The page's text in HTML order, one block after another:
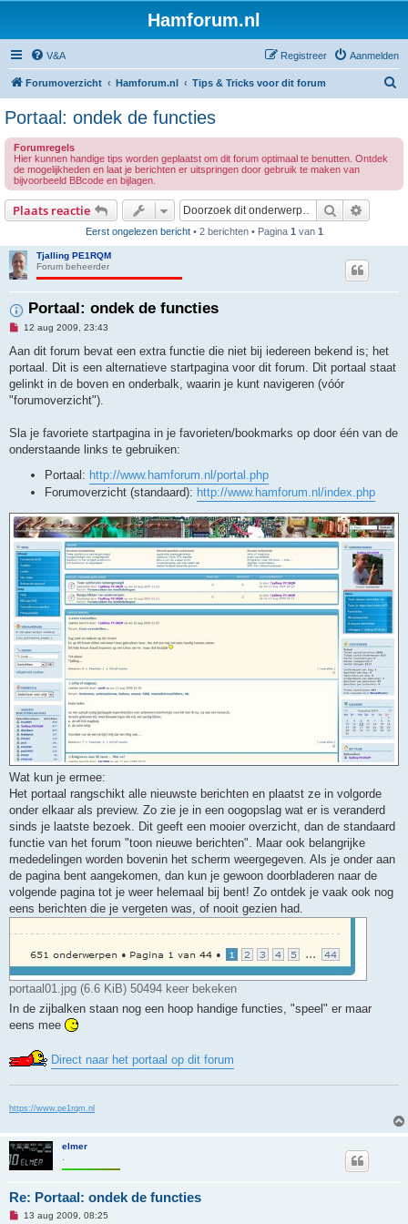
Hamforum.nl
V&A Aanmelden
Registreer
Forumoverzicht Hamforum.nl Tips & Tricks voor dit forum
Portaal: ondek de functies
Forumregels
Hier kunnen handige tips worden geplaatst om dit forum optimaal te benutten. Ontdek
de mogelijkheden en laat je berichten er uitspringen door gebruik te maken van
bijvoorbeeld BBcode en bijlagen.
Plaats reactie Zoek
Eerst ongelezen bericht• 2 berichten • Pagina 1 van 1
Tjalling PE1RQM
Forum beheerder
Portaal: ondek de functies
O
g
l
e
e
e
r
12 aug 2009, 23:43
Aan dit forum bevat een extra functie die niet bij iedereen bekend is; het
portaal. Dit is een alternatieve startpagina voor dit forum. Dit portaal staat
gelinkt in de boven en onderbalk, waarin je kunt navigeren (vóór
"forumoverzicht").
Sla je favoriete startpagina in je favorieten/bookmarks op door één van de
onderstaande links te gebruiken:
Portaal: http://www.hamforum.nl/portal.php
Forumoverzicht (standaard): http://www.hamforum.nl/index.php
Wat kun je ermee:
Het portaal rangschikt alle nieuwste berichten en plaatst ze in volgorde
onder elkaar als preview. Zo zie je in een oogopslag wat er is veranderd
sinds je laatste bezoek. Dit geeft een mooier overzicht, dan de standaard
functie van het forum "toon nieuwe berichten". Maar ook belangrijke
mededelingen worden bovenin het scherm weergegeven. Als je onder aan
de pagina bent aangekomen, dan kun je gewoon doorbladeren naar de
volgende pagina tot je weer helemaal bij bent! Zo ontdek je vaak ook nog
eens berichten die je vergeten was, of nooit gezien had.
portaal01.jpg (6.6 KiB) 50494 keer bekeken
In de zijbalken staan nog een hoop handige functies, "speel" er maar
eens mee
Direct naar het portaal op dit forum
https://www.pe1rqm.nl
elmer
.
Re: Portaal: ondek de functies
O13 aug 2009, 08:25